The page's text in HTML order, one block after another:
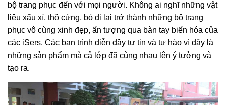
bộ trang phục đến với mọi người. Không ai nghĩ những vật
liệu xấu xí, thô cứng, bỏ đi lại trở thành những bộ trang
phục vô cùng xinh đẹp, ấn tượng qua bàn tay biến hóa của
các iSers. Các bạn trình diễn đầy tự tin và tự hào vì đây là
những sản phẩm mà cả lớp đã cùng nhau lên ý tưởng và
tạo ra.